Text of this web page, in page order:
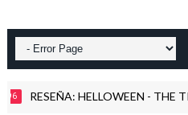
2026 INSIDIOUS DISEASE,